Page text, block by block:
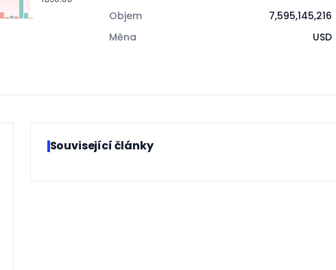
Objem
7,595,145,216
Měna
USD
Související články